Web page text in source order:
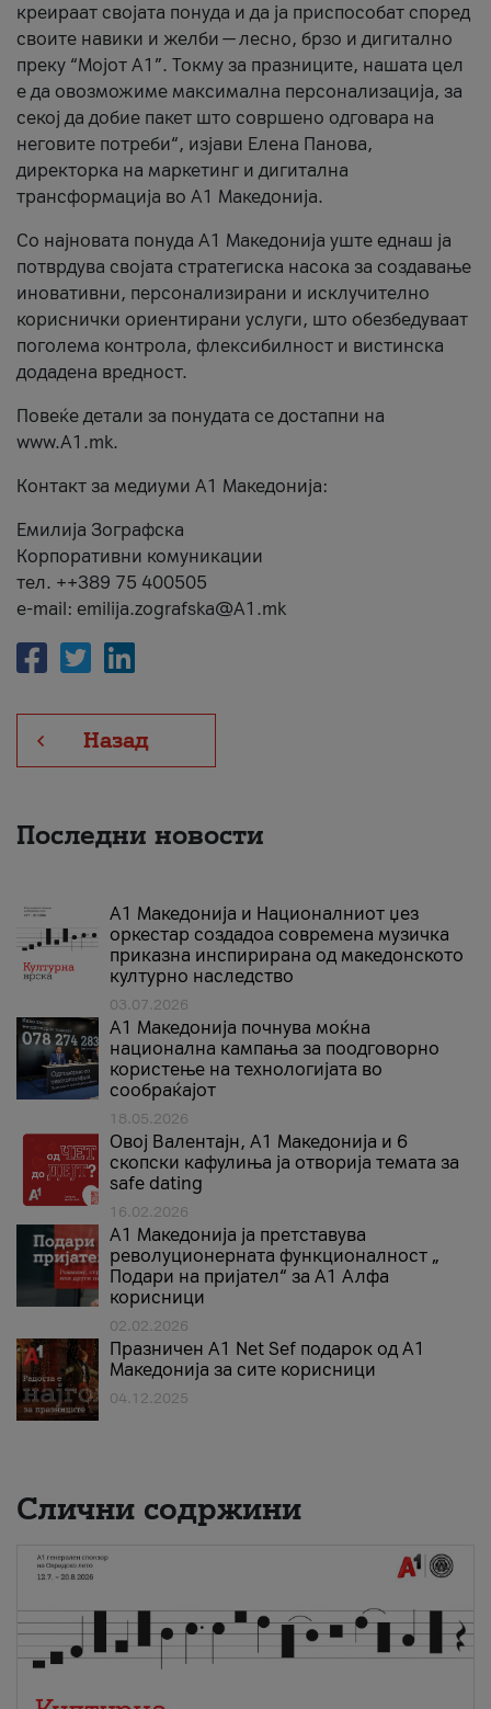
креираат својата понуда и да ја приспособат според
своите навики и желби — лесно, брзо и дигитално
преку “Мојот А1”. Токму за празниците, нашата цел
е да овозможиме максимална персонализација, за
секој да добие пакет што совршено одговара на
неговите потреби“, изјави Елена Панова,
директорка на маркетинг и дигитална
трансформација во А1 Македонија.
Со најновата понуда А1 Македонија уште еднаш ја
потврдува својата стратегиска насока за создавање
иновативни, персонализирани и исклучително
кориснички ориентирани услуги, што обезбедуваат
поголема контрола, флексибилност и вистинска
додадена вредност.
Повеќе детали за понудата се достапни на
www.А1.mk.
Контакт за медиуми А1 Македонија:
Емилија Зографска
Корпоративни комуникации
тел. ++389 75 400505
e-mail: emilija.zografska@A1.mk
Назад
Последни новости
А1 Македонија и Националниот џез
оркестар создадоа современа музичка
приказна инспирирана од македонското
културно наследство
03.07.2026
A1 Македонија почнува моќна
национална кампања за поодговорно
користење на технологијата во
сообраќајот
18.05.2026
Овој Валентајн, A1 Македонија и 6
скопски кафулиња ја отворија темата за
safe dating
16.02.2026
А1 Македонија ја претставува
револуционерната функционалност „
Подари на пријател“ за А1 Алфа
корисници
02.02.2026
Празничен A1 Net Sеf подарок од А1
Македонија за сите корисници
04.12.2025
Слични содржини